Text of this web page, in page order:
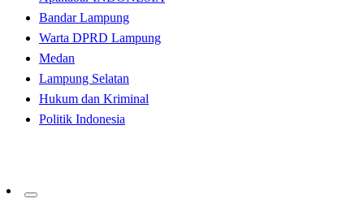
Bandar Lampung
Warta DPRD Lampung
Medan
Lampung Selatan
Hukum dan Kriminal
Politik Indonesia